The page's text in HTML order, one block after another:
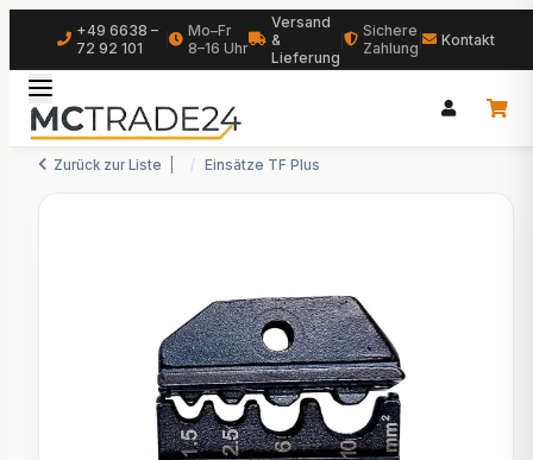
+49 6638 –
72 92 101
Mo–Fr
8–16 Uhr
Versand
&
Lieferung
Sichere
Zahlung
Kontakt
Zurück zur Liste Einsätze TF Plus